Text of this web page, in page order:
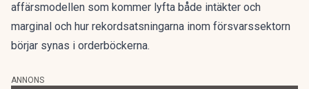
affärsmodellen som kommer lyfta både intäkter och
marginal och hur rekordsatsningarna inom försvarssektorn
börjar synas i orderböckerna.
ANNONS